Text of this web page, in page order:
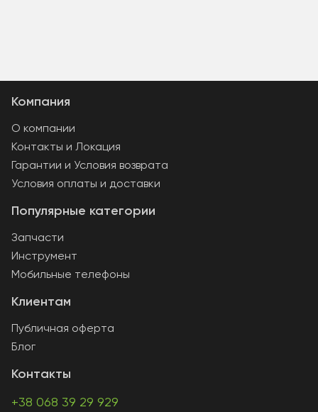
Контакты
+38 068 39 29 929
Клиентам
Публичная оферта
Блог
Популярные категории
Запчасти
Инструмент
Мобильные телефоны
Компания
О компании
Контакты и Локация
Гарантии и Условия возврата
Условия оплаты и доставки